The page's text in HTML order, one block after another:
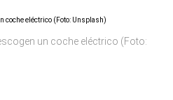
un coche eléctrico (Foto: